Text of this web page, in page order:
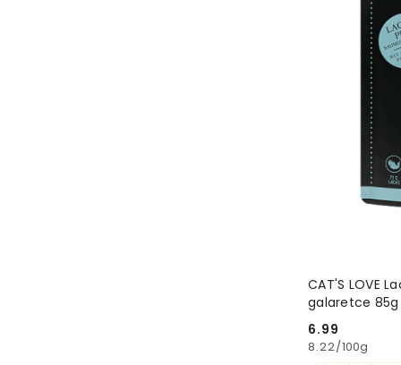
CAT'S LOVE
galaretce 85g
Cena:
6.99
8.22/100g